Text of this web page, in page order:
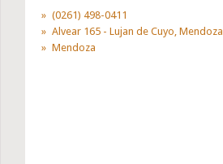
(0261) 498-0411
Alvear 165 - Lujan de Cuyo, Mendoza
Mendoza